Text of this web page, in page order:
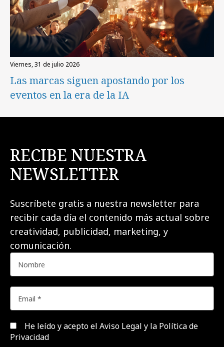
viernes, 31 de julio 2026
Las marcas siguen apostando por los
eventos en la era de la IA
RECIBE NUESTRA
NEWSLETTER
Suscríbete gratis a nuestra newsletter para
recibir cada día el contenido más actual sobre
creatividad, publicidad, marketing, y
comunicación.
He leído y acepto el Aviso Legal y la Política de
Privacidad